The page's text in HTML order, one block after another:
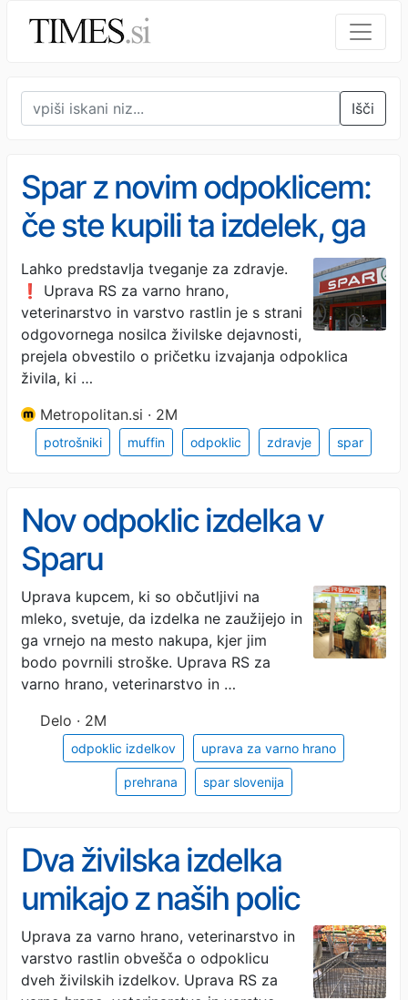
Išči
Spar z novim odpoklicem:
če ste kupili ta izdelek, ga
vrnite na mesto nakupa
Lahko predstavlja tveganje za zdravje.
❗ Uprava RS za varno hrano,
veterinarstvo in varstvo rastlin je s strani
odgovornega nosilca živilske dejavnosti,
prejela obvestilo o pričetku izvajanja odpoklica
živila, ki …
Metropolitan.si · 2M
potrošniki muffin odpoklic zdravje spar
Nov odpoklic izdelka v
Sparu
Uprava kupcem, ki so občutljivi na
mleko, svetuje, da izdelka ne zaužijejo in
ga vrnejo na mesto nakupa, kjer jim
bodo povrnili stroške. Uprava RS za
varno hrano, veterinarstvo in …
Delo · 2M
odpoklic izdelkov uprava za varno hrano
prehrana spar slovenija
Dva živilska izdelka
umikajo z naših polic
Uprava za varno hrano, veterinarstvo in
varstvo rastlin obvešča o odpoklicu
dveh živilskih izdelkov. Uprava RS za